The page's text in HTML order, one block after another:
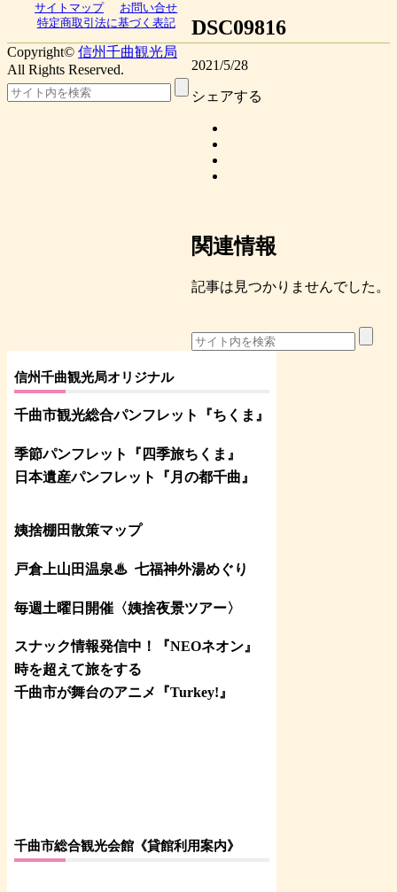
DSC09816
2021/5/28
シェアする
関連情報
記事は見つかりませんでした。
信州千曲観光局オリジナル
千曲市観光総合パンフレット 『ちくま 』
季節パンフレット『四季旅ちくま』
日本遺産パンフレット
『月の都千曲 』
姨捨棚田散策マップ
戸倉上山田温泉♨ 七福神外湯めぐり
毎週土曜日開催〈姨捨夜景ツアー〉
スナック情報発信中！『NEOネオン』
時を超えて旅をする
千曲市が舞台のアニメ『Turkey!』
千曲市総合観光会館《貸館利用案内》
サイトマップ
お問い合せ
特定商取引法に基づく表記
Copyright© 信州千曲観光局
All Rights Reserved.